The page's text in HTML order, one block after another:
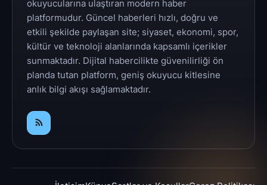
okuyucularına ulaştıran modern haber
platformudur. Güncel haberleri hızlı, doğru ve
etkili şekilde paylaşan site; siyaset, ekonomi, spor,
kültür ve teknoloji alanlarında kapsamlı içerikler
sunmaktadır. Dijital habercilikte güvenilirliği ön
planda tutan platform, geniş okuyucu kitlesine
anlık bilgi akışı sağlamaktadır.